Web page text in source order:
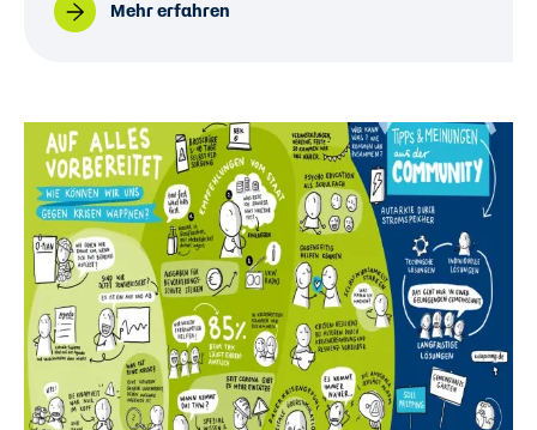
Mehr erfahren